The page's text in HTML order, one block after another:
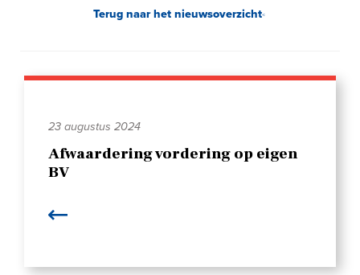
Terug naar het nieuwsoverzicht
23 augustus 2024
Afwaardering vordering op eigen
BV